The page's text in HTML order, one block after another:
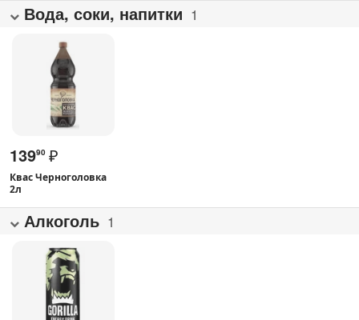
Вода, соки, напитки 1
13990 ₽
Квас Черноголовка
2л
Алкоголь 1